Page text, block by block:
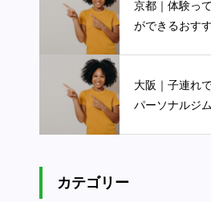
京都｜体験っ
ができるおす
大阪｜子連れ
パーソナルジ
カテゴリー